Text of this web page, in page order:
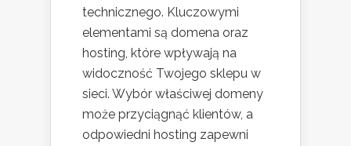
technicznego. Kluczowymi
elementami są domena oraz
hosting, które wpływają na
widoczność Twojego sklepu w
sieci. Wybór właściwej domeny
może przyciągnąć klientów, a
odpowiedni hosting zapewni